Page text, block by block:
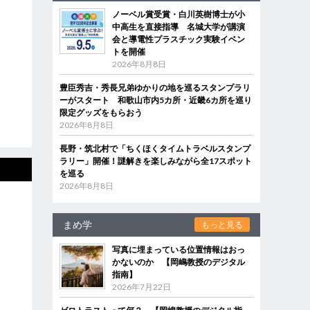
ノーベル賞受賞・白川英樹博士が小
中高生を直接指導 名城大学が講演
会と導電性プラスチック実験イベン
トを開催
2026年8月8日
豊臣秀吉・秀長兄弟ゆかりの地を巡るスタンプラリ
ーがスタート 和歌山市内5カ所・近畿6カ所を巡り
限定グッズをもらおう
2026年8月8日
長野・筑北村で「ちくほくタイムトラベルスタンプ
ラリー」開催！謎解きを楽しみながら全17スポット
を巡る
2026年8月8日
まめ学 もっと見る
写真に埋まっている位置情報はおっ
かないのか 【岡嶋教授のデジタル
指南】
2026年7月22日